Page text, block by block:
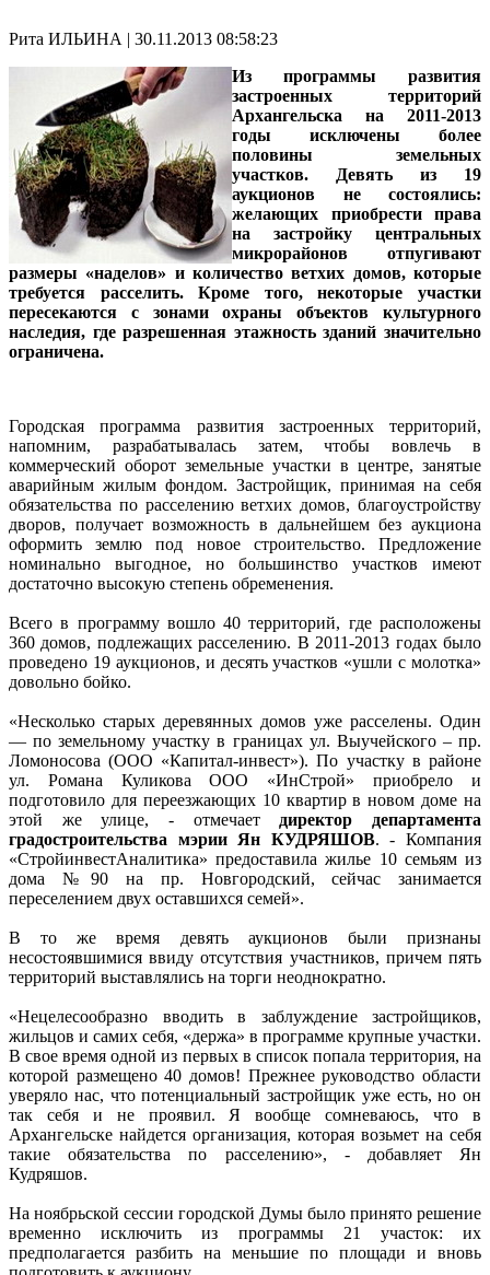
Рита ИЛЬИНА | 30.11.2013 08:58:23
Из программы развития
застроенных территорий
Архангельска на 2011-2013
годы исключены более
половины земельных
участков. Девять из 19
аукционов не состоялись:
желающих приобрести права
на застройку центральных
микрорайонов отпугивают
размеры «наделов» и количество ветхих домов, которые
требуется расселить. Кроме того, некоторые участки
пересекаются с зонами охраны объектов культурного
наследия, где разрешенная этажность зданий значительно
ограничена.
Городская программа развития застроенных территорий,
напомним, разрабатывалась затем, чтобы вовлечь в
коммерческий оборот земельные участки в центре, занятые
аварийным жилым фондом. Застройщик, принимая на себя
обязательства по расселению ветхих домов, благоустройству
дворов, получает возможность в дальнейшем без аукциона
оформить землю под новое строительство. Предложение
номинально выгодное, но большинство участков имеют
достаточно высокую степень обременения.
Всего в программу вошло 40 территорий, где расположены
360 домов, подлежащих расселению. В 2011-2013 годах было
проведено 19 аукционов, и десять участков «ушли с молотка»
довольно бойко.
«Несколько старых деревянных домов уже расселены. Один
— по земельному участку в границах ул. Выучейского – пр.
Ломоносова (ООО «Капитал-инвест»). По участку в районе
ул. Романа Куликова ООО «ИнСтрой» приобрело и
подготовило для переезжающих 10 квартир в новом доме на
этой же улице, - отмечает директор департамента
градостроительства мэрии Ян КУДРЯШОВ. - Компания
«СтройинвестАналитика» предоставила жилье 10 семьям из
дома №90 на пр. Новгородский, сейчас занимается
переселением двух оставшихся семей».
В то же время девять аукционов были признаны
несостоявшимися ввиду отсутствия участников, причем пять
территорий выставлялись на торги неоднократно.
«Нецелесообразно вводить в заблуждение застройщиков,
жильцов и самих себя, «держа» в программе крупные участки.
В свое время одной из первых в список попала территория, на
которой размещено 40 домов! Прежнее руководство области
уверяло нас, что потенциальный застройщик уже есть, но он
так себя и не проявил. Я вообще сомневаюсь, что в
Архангельске найдется организация, которая возьмет на себя
такие обязательства по расселению», - добавляет Ян
Кудряшов.
На ноябрьской сессии городской Думы было принято решение
временно исключить из программы 21 участок: их
предполагается разбить на меньшие по площади и вновь